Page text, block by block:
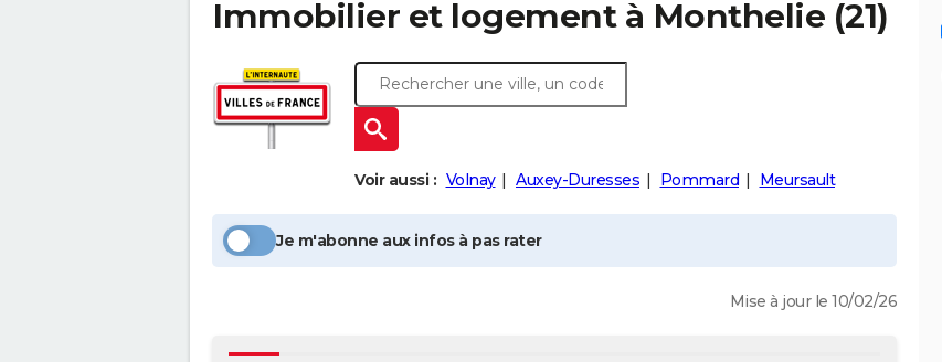
Immobilier et logement à Monthelie (21)
Voir aussi : Volnay Auxey-Duresses Pommard Meursault
Je m'abonne aux infos à pas rater
Mise à jour le 10/02/26